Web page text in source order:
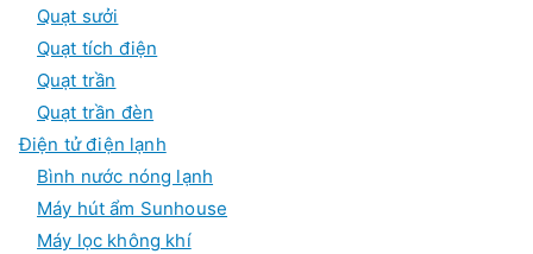
Quạt sưởi
Quạt tích điện
Quạt trần
Quạt trần đèn
Điện tử điện lạnh
Bình nước nóng lạnh
Máy hút ẩm Sunhouse
Máy lọc không khí